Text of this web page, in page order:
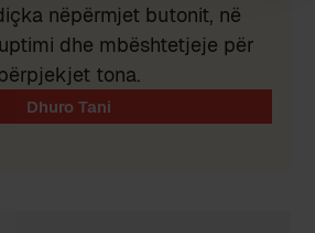
nëpërmjet butonit, në
dhe mbështetjeje për
tona.